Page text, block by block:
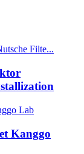
Kanggo